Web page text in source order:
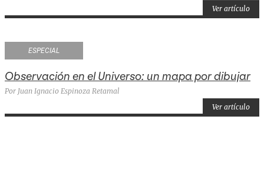
Ver artículo
ESPECIAL
Observación en el Universo: un mapa por dibujar
Por Juan Ignacio Espinoza Retamal
Ver artículo